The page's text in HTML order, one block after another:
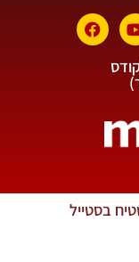
בסטייל